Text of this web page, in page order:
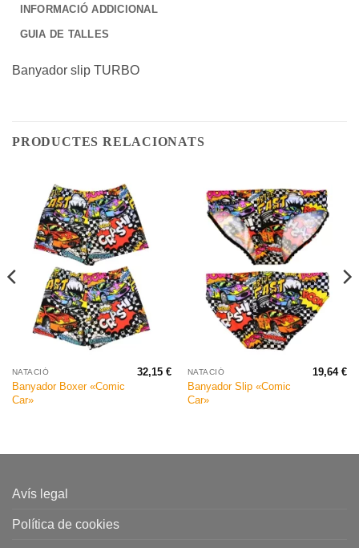
INFORMACIÓ ADDICIONAL
GUIA DE TALLES
Banyador slip TURBO
PRODUCTES RELACIONATS
NATACIÓ
Banyador Boxer «Comic
Car»
32,15€ NATACIÓ
Banyador Slip «Comic
Car»
19,64€
Avís legal
Política de cookies